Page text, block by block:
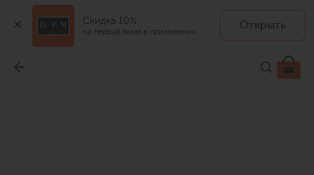
Скидка 10%
на первый заказ в приложении
Открыть
33 000 ₽